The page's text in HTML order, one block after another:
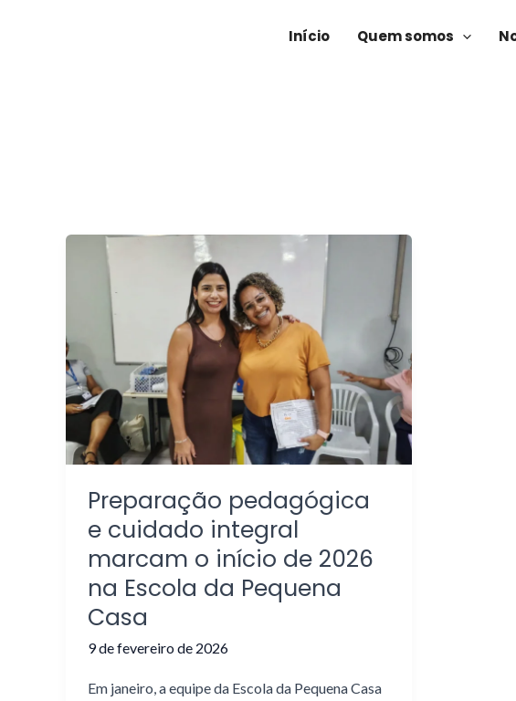
Início Quem somos
Preparação pedagógica
e cuidado integral
marcam o início de 2026
na Escola da Pequena
Casa
9 de fevereiro de 2026
Em janeiro, a equipe da Escola da Pequena Casa